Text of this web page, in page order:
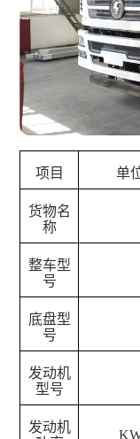
项目 单
货物名
称
整车型
号
底盘型
号
发动机
型号
发动机